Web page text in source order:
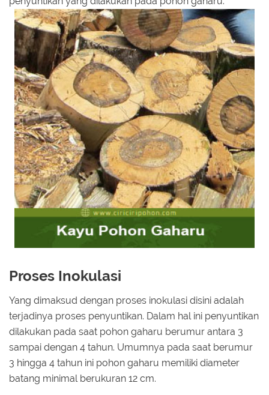
Proses Inokulasi
Yang dimaksud dengan proses inokulasi disini adalah
terjadinya proses penyuntikan. Dalam hal ini penyuntikan
dilakukan pada saat pohon gaharu berumur antara 3
sampai dengan 4 tahun. Umumnya pada saat berumur
3 hingga 4 tahun ini pohon gaharu memiliki diameter
batang minimal berukuran 12 cm.